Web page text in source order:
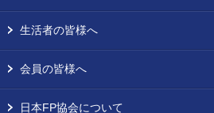
生活者の皆様へ
会員の皆様へ
日本FP協会について